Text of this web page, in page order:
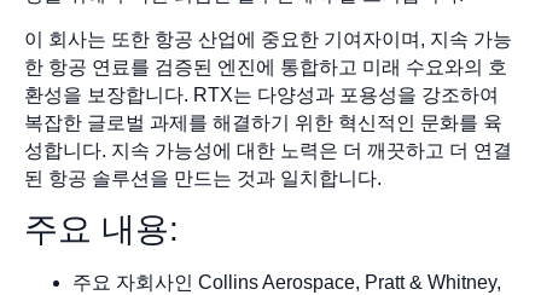
이 회사는 또한 항공 산업에 중요한 기여자이며, 지속 가능
한 항공 연료를 검증된 엔진에 통합하고 미래 수요와의 호
환성을 보장합니다. RTX는 다양성과 포용성을 강조하여
복잡한 글로벌 과제를 해결하기 위한 혁신적인 문화를 육
성합니다. 지속 가능성에 대한 노력은 더 깨끗하고 더 연결
된 항공 솔루션을 만드는 것과 일치합니다.
주요 내용:
주요 자회사인 Collins Aerospace, Pratt & Whitney,